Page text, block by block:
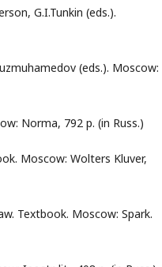
G.I.Tunkin (eds.).
(eds.). Moscow:
Norma, 792 p. (in Russ.)
Moscow: Wolters Kluver,
Textbook. Moscow: Spark.